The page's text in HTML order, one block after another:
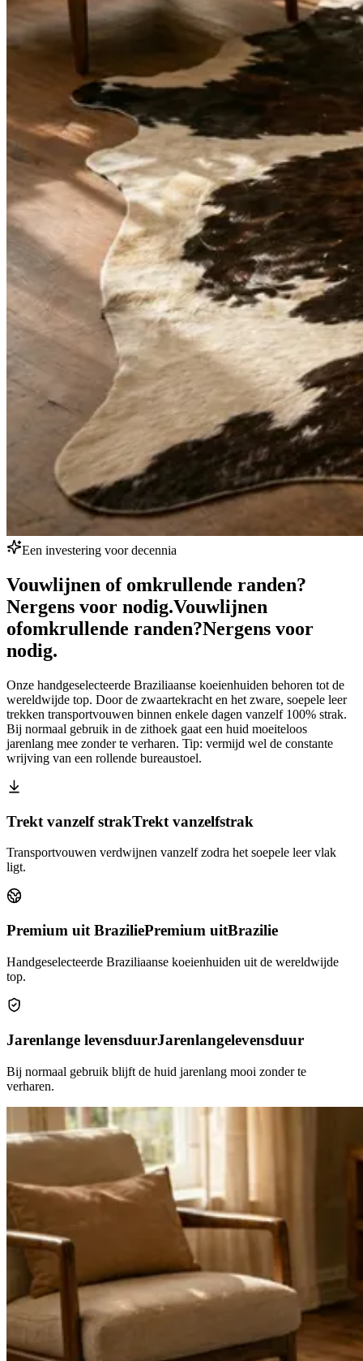
Een investering voor decennia
Vouwlijnen of omkrullende randen?
Nergens voor nodig.Vouwlijnen
ofomkrullende randen?Nergens voor
nodig.
Onze handgeselecteerde Braziliaanse koeienhuiden behoren tot de
wereldwijde top. Door de zwaartekracht en het zware, soepele leer
trekken transportvouwen binnen enkele dagen vanzelf 100% strak.
Bij normaal gebruik in de zithoek gaat een huid moeiteloos
jarenlang mee zonder te verharen. Tip: vermijd wel de constante
wrijving van een rollende bureaustoel.
Trekt vanzelf strakTrekt vanzelfstrak
Transportvouwen verdwijnen vanzelf zodra het soepele leer vlak
ligt.
Premium uit BraziliePremium uitBrazilie
Handgeselecteerde Braziliaanse koeienhuiden uit de wereldwijde
top.
Jarenlange levensduurJarenlangelevensduur
Bij normaal gebruik blijft de huid jarenlang mooi zonder te
verharen.